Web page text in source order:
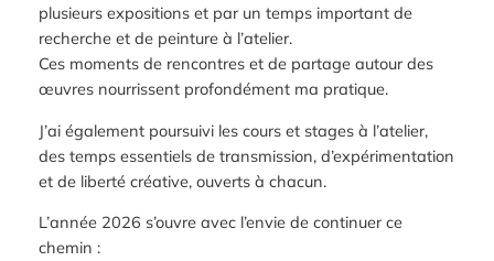
plusieurs expositions et par un temps important de
recherche et de peinture à l’atelier.
Ces moments de rencontres et de partage autour des
œuvres nourrissent profondément ma pratique.
J’ai également poursuivi les cours et stages à l’atelier,
des temps essentiels de transmission, d’expérimentation
et de liberté créative, ouverts à chacun.
L’année 2026 s’ouvre avec l’envie de continuer ce
chemin :